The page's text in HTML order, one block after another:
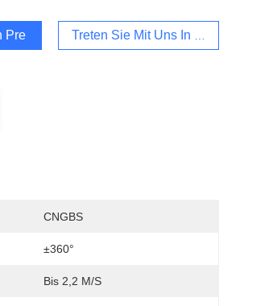
Treten Sie Mit Uns In Verbindung
CNGBS
±360°
Bis 2,2 M/s